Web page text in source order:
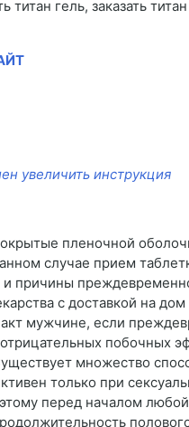
титан гель, заказать
увеличить инструкция
пленочной
случае прием
и причины
с доставкой на
мужчине, если
побочных
множество
только при
перед началом